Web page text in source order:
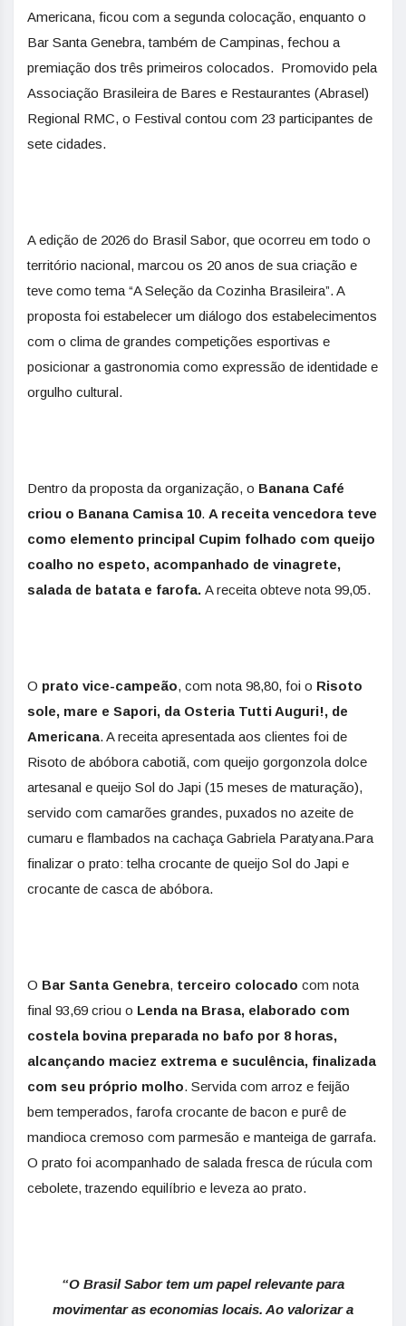
Americana, ficou com a segunda colocação, enquanto o
Bar Santa Genebra, também de Campinas, fechou a
premiação dos três primeiros colocados. Promovido pela
Associação Brasileira de Bares e Restaurantes (Abrasel)
Regional RMC, o Festival contou com 23 participantes de
sete cidades.
A edição de 2026 do Brasil Sabor, que ocorreu em todo o
território nacional, marcou os 20 anos de sua criação e
teve como tema “A Seleção da Cozinha Brasileira”. A
proposta foi estabelecer um diálogo dos estabelecimentos
com o clima de grandes competições esportivas e
posicionar a gastronomia como expressão de identidade e
orgulho cultural.
Dentro da proposta da organização, o Banana Café
criou o Banana Camisa 10. A receita vencedora teve
como elemento principal Cupim folhado com queijo
coalho no espeto, acompanhado de vinagrete,
salada de batata e farofa. A receita obteve nota 99,05.
O prato vice-campeão, com nota 98,80, foi o Risoto
sole, mare e Sapori, da Osteria Tutti Auguri!, de
Americana. A receita apresentada aos clientes foi de
Risoto de abóbora cabotiã, com queijo gorgonzola dolce
artesanal e queijo Sol do Japi (15 meses de maturação),
servido com camarões grandes, puxados no azeite de
cumaru e flambados na cachaça Gabriela Paratyana.Para
finalizar o prato: telha crocante de queijo Sol do Japi e
crocante de casca de abóbora.
O Bar Santa Genebra, terceiro colocado com nota
final 93,69 criou o Lenda na Brasa, elaborado com
costela bovina preparada no bafo por 8 horas,
alcançando maciez extrema e suculência, finalizada
com seu próprio molho. Servida com arroz e feijão
bem temperados, farofa crocante de bacon e purê de
mandioca cremoso com parmesão e manteiga de garrafa.
O prato foi acompanhado de salada fresca de rúcula com
cebolete, trazendo equilíbrio e leveza ao prato.
“O Brasil Sabor tem um papel relevante para
movimentar as economias locais. Ao valorizar a